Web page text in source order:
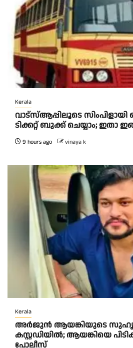
Kerala
വാട്‌സ്ആപ്പിലൂടെ
ടിക്കറ്റ് ബുക്ക് ചെയ്യാം; ഇതാ
9 hours ago vinaya k
Kerala
അർജുൻ ആയങ്കിയുടെ
കസ്റ്റഡിയിൽ; ആയങ്കിയെ
പോലീസ്